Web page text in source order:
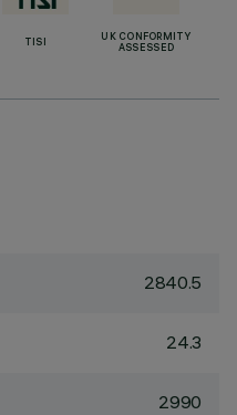
TISI
UK CONFORMITY
ASSESSED
2840.5
24.3
2990